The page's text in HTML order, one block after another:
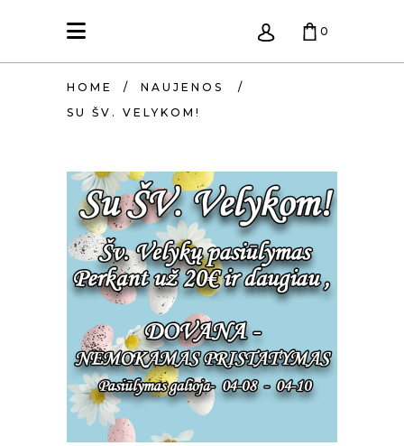
0
KREPŠELIS TUŠČIAS.
HOME / NAUJENOS
/
SU ŠV. VELYKOM!